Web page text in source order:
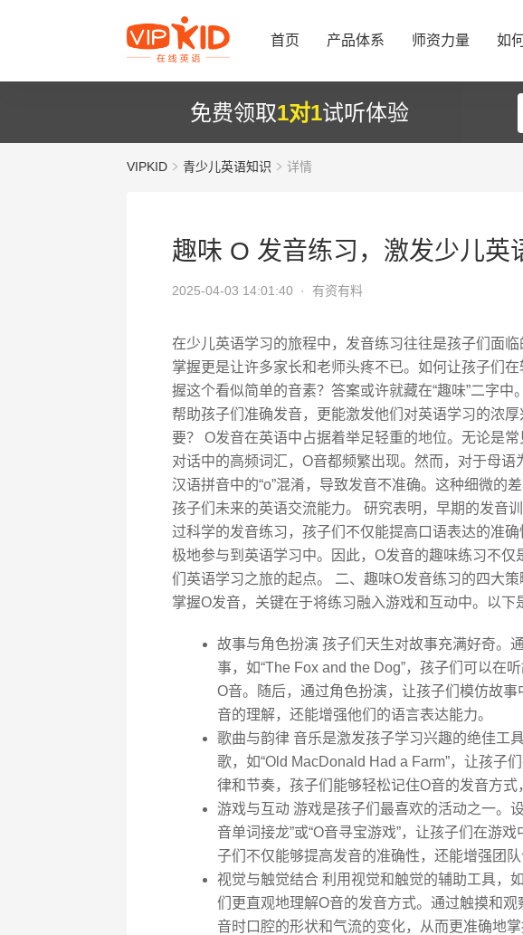
首页 产品体系 师资力量 如
免费领取1对1试听体验
VIPKID 青少儿英语知识 详情
趣味 O 发音练习，激发少儿英
2025-04-03 14:01:40 · 有资有料
在少儿英语学习的旅程中，发音练习往往是孩子们面
掌握更是让许多家长和老师头疼不已。如何让孩子们
握这个看似简单的音素？答案或许就藏在“趣味”二字
帮助孩子们准确发音，更能激发他们对英语学习的浓
要？ O发音在英语中占据着举足轻重的地位。无论是常
对话中的高频词汇，O音都频繁出现。然而，对于母
汉语拼音中的“o”混淆，导致发音不准确。这种细微的
孩子们未来的英语交流能力。 研究表明，早期的发音
过科学的发音练习，孩子们不仅能提高口语表达的准
极地参与到英语学习中。因此，O发音的趣味练习不
们英语学习之旅的起点。 二、趣味O发音练习的四大
掌握O发音，关键在于将练习融入游戏和互动中。以下
故事与角色扮演 孩子们天生对故事充满好奇。
事，如“The Fox and the Dog”，孩子们可以在
O音。随后，通过角色扮演，让孩子们模仿故
音的理解，还能增强他们的语言表达能力。
歌曲与韵律 音乐是激发孩子学习兴趣的绝佳工
歌，如“Old MacDonald Had a Farm”，让孩子
律和节奏，孩子们能够轻松记住O音的发音方式
游戏与互动 游戏是孩子们最喜欢的活动之一。
音单词接龙”或“O音寻宝游戏”，让孩子们在游
子们不仅能够提高发音的准确性，还能增强团
视觉与触觉结合 利用视觉和触觉的辅助工具，
们更直观地理解O音的发音方式。通过触摸和
音时口腔的形状和气流的变化，从而更准确地